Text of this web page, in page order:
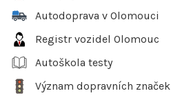
Autodoprava v Olomouci
Registr vozidel Olomouc
Autoškola testy
Význam dopravních značek